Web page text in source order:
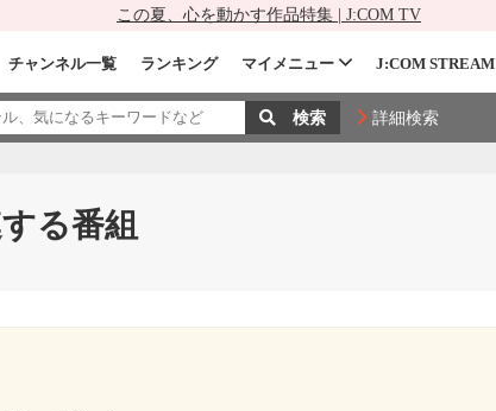
この夏、心を動かす作品特集 | J:COM TV
チャンネル一覧 ランキング マイメニュー J:COM STREAM
詳細検索
る番組